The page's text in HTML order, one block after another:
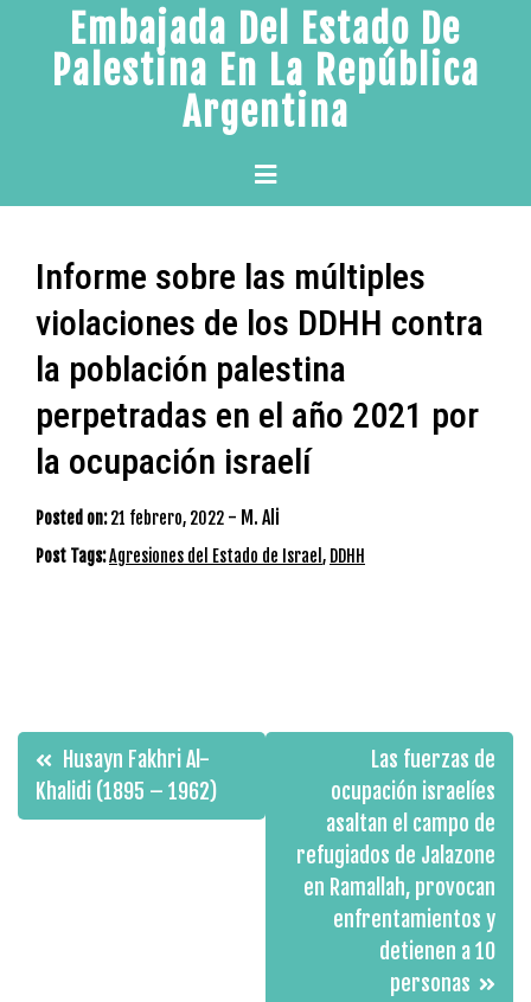
content
Embajada Del Estado De
Palestina En La República
Argentina
Primary
Menu
Informe sobre las múltiples
violaciones de los DDHH contra
la población palestina
perpetradas en el año 2021 por
la ocupación israelí
Posted on: 21 febrero, 2022 - M. Ali
Post Tags:Agresiones del Estado de Israel , DDHH
Navegación
de
Husayn Fakhri Al-
Khalidi (1895 – 1962)
Las fuerzas de
ocupación israelíes
asaltan el campo de
refugiados de Jalazone
en Ramallah, provocan
enfrentamientos y
detienen a 10
personas